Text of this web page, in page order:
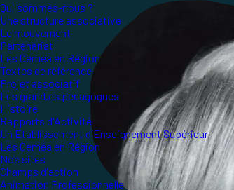
Qui sommes-nous ?
Une structure associative
Le mouvement
Partenariat
Les Ceméa en Région
Textes de référence
Projet associatif
Les grand.es pédagogues
Histoire
Rapports d'Activité
Un Etablissement d'Enseignement Supérieur
Les Ceméa en Région
Nos sites
Champs d'action
Animation Professionnelle